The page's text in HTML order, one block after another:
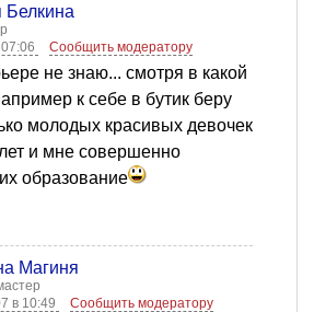
Белкина
Сообщить модератору
не знаю... смотря в какой
к себе в бутик беру
молодых красивых девочек
и мне совершенно
образование
Магиня
в 10:49
Сообщить модератору